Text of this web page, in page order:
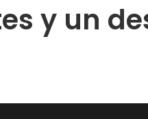
y un